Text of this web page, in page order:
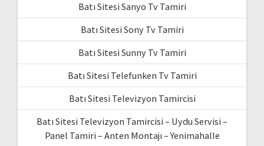
Batı Sitesi Sanyo Tv Tamiri
Batı Sitesi Sony Tv Tamiri
Batı Sitesi Sunny Tv Tamiri
Batı Sitesi Telefunken Tv Tamiri
Batı Sitesi Televizyon Tamircisi
Batı Sitesi Televizyon Tamircisi – Uydu Servisi –
Panel Tamiri – Anten Montajı – Yenimahalle